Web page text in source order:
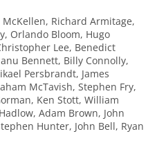
Richard Armitage,
Orlando Bloom, Hugo
Lee, Benedict
Bennett, Billy Connolly,
Persbrandt, James
McTavish, Stephen Fry,
Ken Stott, William
Adam Brown, John
Hunter, John Bell, Ryan